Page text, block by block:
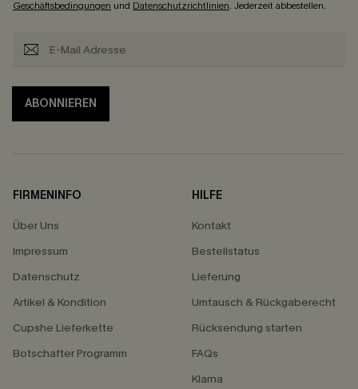
Geschäftsbedingungen und Datenschutzrichtlinien. Jederzeit abbestellen.
ABONNIEREN
FIRMENINFO
Über Uns
Impressum
Datenschutz
Artikel & Kondition
Cupshe Lieferkette
Botschafter Programm
HILFE
Kontakt
Bestellstatus
Lieferung
Umtausch & Rückgaberecht
Rücksendung starten
FAQs
Klarna